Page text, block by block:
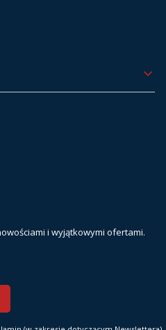
i wyjątkowymi ofertami.